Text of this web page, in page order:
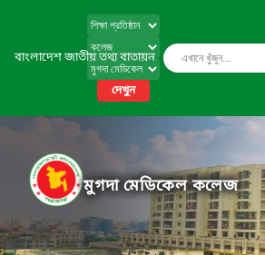
বাংলাদেশ জাতীয় তথ্য বাতায়ন
দেখুন
মুগদা মেডিকেল কলেজ